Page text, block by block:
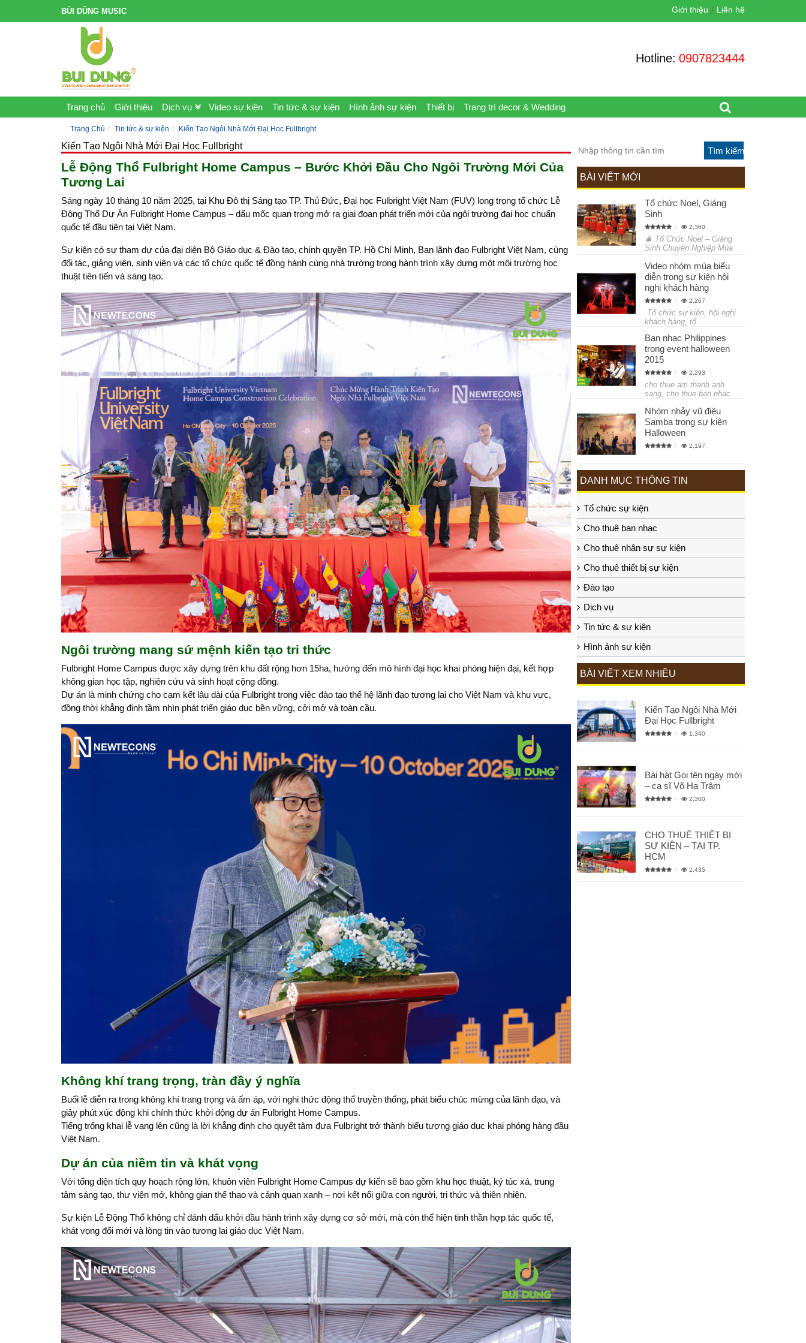
BÙI DŨNG MUSIC Giới thiệu Liên hệ
Hotline: 0907823444
Trang chủ Giới thiệu Dịch vụ Video sự kiện Tin tức & sự kiện Hình ảnh sự kiện Thiết bị Trang trí decor & Wedding
Trang Chủ Tin tức & sự kiện Kiến Tạo Ngôi Nhà Mới Đại Học Fullbright
Kiến Tạo Ngôi Nhà Mới Đại Học Fullbright
Lễ Động Thổ Fulbright Home Campus – Bước Khởi Đầu Cho Ngôi Trường Mới Của
Tương Lai
Sáng ngày 10 tháng 10 năm 2025, tại Khu Đô thị Sáng tạo TP. Thủ Đức, Đại học Fulbright Việt Nam (FUV) long trọng tổ chức Lễ
Động Thổ Dự Án Fulbright Home Campus – dấu mốc quan trọng mở ra giai đoạn phát triển mới của ngôi trường đại học chuẩn
quốc tế đầu tiên tại Việt Nam.
Sự kiện có sự tham dự của đại diện Bộ Giáo dục & Đào tạo, chính quyền TP. Hồ Chí Minh, Ban lãnh đạo Fulbright Việt Nam, cùng
đối tác, giảng viên, sinh viên và các tổ chức quốc tế đồng hành cùng nhà trường trong hành trình xây dựng một môi trường học
thuật tiên tiến và sáng tạo.
Ngôi trường mang sứ mệnh kiến tạo tri thức
Fulbright Home Campus được xây dựng trên khu đất rộng hơn 15ha, hướng đến mô hình đại học khai phóng hiện đại, kết hợp
không gian học tập, nghiên cứu và sinh hoạt cộng đồng.
Dự án là minh chứng cho cam kết lâu dài của Fulbright trong việc đào tạo thế hệ lãnh đạo tương lai cho Việt Nam và khu vực,
đồng thời khẳng định tầm nhìn phát triển giáo dục bền vững, cởi mở và toàn cầu.
Không khí trang trọng, tràn đầy ý nghĩa
Buổi lễ diễn ra trong không khí trang trọng và ấm áp, với nghi thức động thổ truyền thống, phát biểu chúc mừng của lãnh đạo, và
giây phút xúc động khi chính thức khởi động dự án Fulbright Home Campus.
Tiếng trống khai lễ vang lên cũng là lời khẳng định cho quyết tâm đưa Fulbright trở thành biểu tượng giáo dục khai phóng hàng đầu
Việt Nam.
Dự án của niềm tin và khát vọng
Với tổng diện tích quy hoạch rộng lớn, khuôn viên Fulbright Home Campus dự kiến sẽ bao gồm khu học thuật, ký túc xá, trung
tâm sáng tạo, thư viện mở, không gian thể thao và cảnh quan xanh – nơi kết nối giữa con người, tri thức và thiên nhiên.
Sự kiện Lễ Động Thổ không chỉ đánh dấu khởi đầu hành trình xây dựng cơ sở mới, mà còn thể hiện tinh thần hợp tác quốc tế,
khát vọng đổi mới và lòng tin vào tương lai giáo dục Việt Nam.
BÀI VIẾT MỚI
Tổ chức Noel, Giáng
Sinh
2,360
🎄 Tổ Chức Noel – Giáng
Sinh Chuyên Nghiệp Mùa
Video nhóm múa biểu
diễn trong sự kiện hội
nghị khách hàng
2,267
Tổ chức sự kiện, hội nghị
khách hàng, tổ
Ban nhạc Philippines
trong event halloween
2015
2,293
cho thue am thanh anh
sang, cho thue ban nhac
Nhóm nhảy vũ điệu
Samba trong sự kiện
Halloween
2,197
DANH MỤC THÔNG TIN
Tổ chức sự kiện
Cho thuê ban nhạc
Cho thuê nhân sự sự kiện
Cho thuê thiết bị sự kiện
Đào tạo
Dịch vụ
Tin tức & sự kiện
Hình ảnh sự kiện
BÀI VIẾT XEM NHIỀU
Kiến Tạo Ngôi Nhà Mới
Đại Học Fullbright
1,340
Bài hát Gọi tên ngày mới
– ca sĩ Võ Hạ Trâm
2,300
CHO THUÊ THIẾT BỊ
SỰ KIỆN – TẠI TP.
HCM
2,435